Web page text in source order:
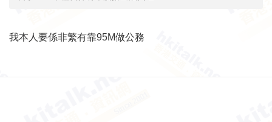
我本人要係非繁有靠95M做公務